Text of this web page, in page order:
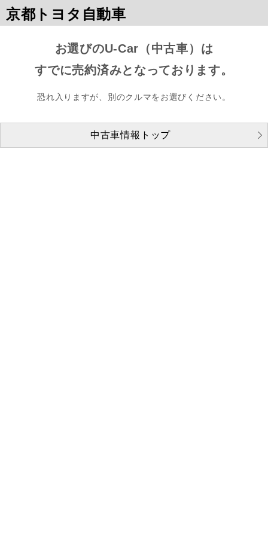
京都トヨタ自動車
お選びのU-Car（中古車）は
すでに売約済みとなっております。
恐れ入りますが、別のクルマをお選びください。
中古車情報トップ